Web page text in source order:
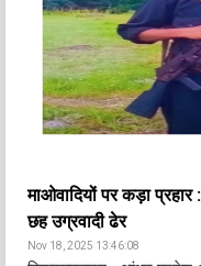
माओवादियों पर कड़ा
छह उग्रवादी ढेर
Nov 18, 2025 13:46:08